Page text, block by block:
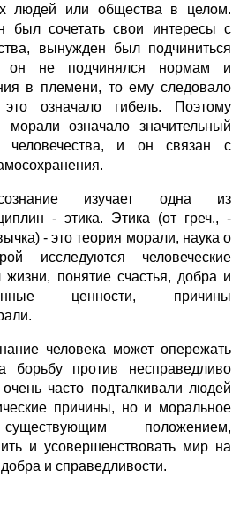
людей или общества в целом.
был сочетать свои интересы с
вынужден был подчиниться
он не подчинялся нормам и
в племени, то ему следовало
означало гибель. Поэтому
означало значительный
человечества, и он связан с
изучает одна из
- этика. Этика (от греч., -
- это теория морали, наука о
исследуются человеческие
понятие счастья, добра и
ценности, причины
человека может опережать
против несправедливо
часто подталкивали людей
причины, но и моральное
положением,
и усовершенствовать мир на
и справедливости.